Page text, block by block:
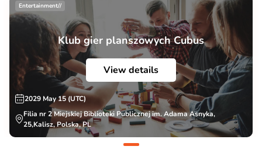
Entertainment//
Klub gier planszowych Cubus
View details
2029 May 15 (UTC)
Filia nr 2 Miejskiej Biblioteki Publicznej im. Adama Asnyka,
25,Kalisz, Polska, PL